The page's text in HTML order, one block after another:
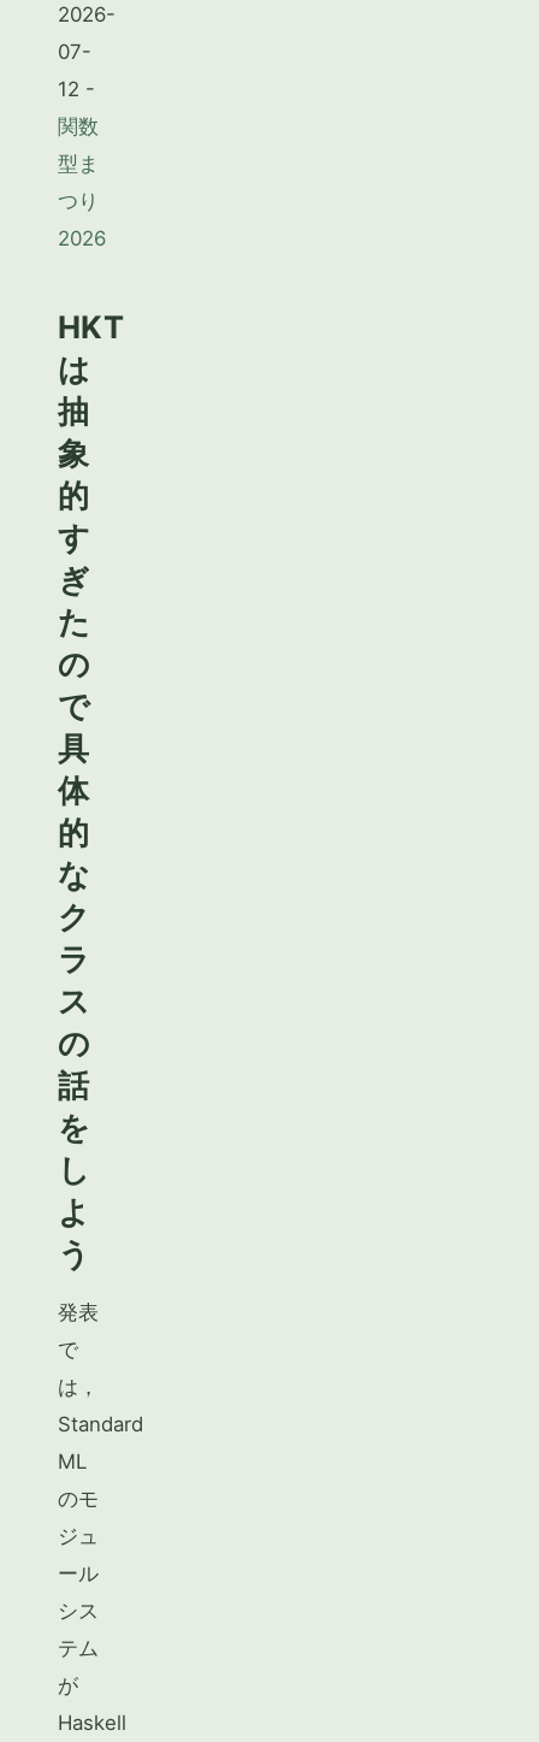
2026-
07-
12 -
関数
型ま
つり
2026
HKT
は
抽
象
的
す
ぎ
た
の
で
具
体
的
な
ク
ラ
ス
の
話
を
し
よ
う
発表
で
は，
Standard
ML
のモ
ジュ
ール
シス
テム
が
Haskell